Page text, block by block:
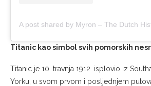
A post shared by Myron – The Dutch
Titanic kao simbol svih pomorskih
Titanic je 10. travnja 1912. isplovio iz
Yorku, u svom prvom i posljednjem